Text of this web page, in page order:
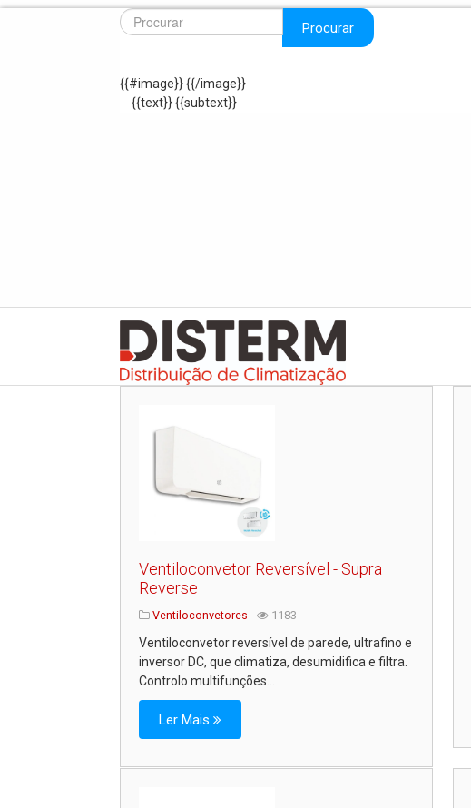
Procurar
{{#image}}{{/image}}
{{text}} {{subtext}}
Ventiloconvetor Reversível - Supra
Reverse
Ventiloconvetores 1183
Ventiloconvetor reversível de parede, ultrafino e
inversor DC, que climatiza, desumidifica e filtra.
Controlo multifunções...
Ler Mais